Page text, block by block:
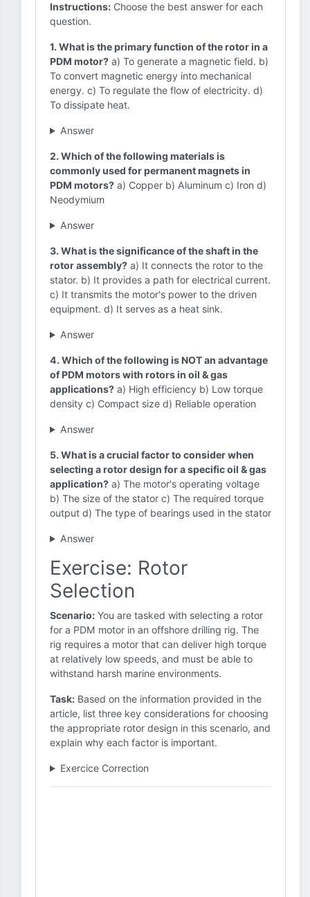
Instructions: Choose the best answer for each
question.
1. What is the primary function of the rotor in a
PDM motor? a) To generate a magnetic field. b)
To convert magnetic energy into mechanical
energy. c) To regulate the flow of electricity. d)
To dissipate heat.
Answer
2. Which of the following materials is
commonly used for permanent magnets in
PDM motors? a) Copper b) Aluminum c) Iron d)
Neodymium
Answer
3. What is the significance of the shaft in the
rotor assembly? a) It connects the rotor to the
stator. b) It provides a path for electrical current.
c) It transmits the motor's power to the driven
equipment. d) It serves as a heat sink.
Answer
4. Which of the following is NOT an advantage
of PDM motors with rotors in oil & gas
applications? a) High efficiency b) Low torque
density c) Compact size d) Reliable operation
Answer
5. What is a crucial factor to consider when
selecting a rotor design for a specific oil & gas
application? a) The motor's operating voltage
b) The size of the stator c) The required torque
output d) The type of bearings used in the stator
Answer
Exercise: Rotor
Selection
Scenario: You are tasked with selecting a rotor
for a PDM motor in an offshore drilling rig. The
rig requires a motor that can deliver high torque
at relatively low speeds, and must be able to
withstand harsh marine environments.
Task: Based on the information provided in the
article, list three key considerations for choosing
the appropriate rotor design in this scenario, and
explain why each factor is important.
Exercice Correction